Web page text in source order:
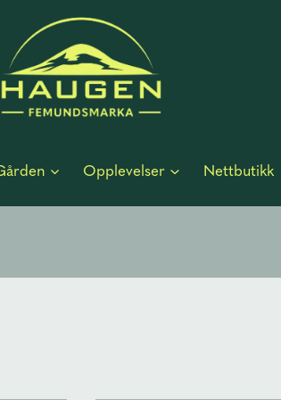
Opplevelser Nettbutikk